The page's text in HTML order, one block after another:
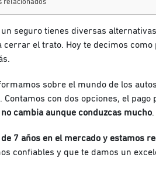
relacionados
seguro tienes diversas
cerrar el trato. Hoy te decimos como
sobre el mundo de los
. Contamos con dos opciones, el pago
cambia aunque conduzcas mucho.
7 años en el mercado y estamos
confiables y que te damos un